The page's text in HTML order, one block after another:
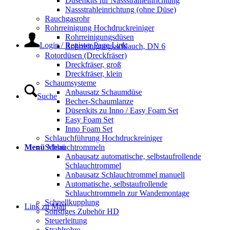
Login / Register Page Link
Suche
Menü Menü
Link zu Mail
Nassstrahleinrichtung (ohne Düse)
Rauchgasrohr
Rohrreinigung Hochdruckreiniger
Rohrreinigungsdüsen
Rohrreinigungsschlauch, DN 6
Rotordüsen (Dreckfräser)
Dreckfräser, groß
Dreckfräser, klein
Schaumsysteme
Anbausatz Schaumdüse
Becher-Schaumlanze
Düsenkits zu Inno / Easy Foam Set
Easy Foam Set
Inno Foam Set
Schlauchführung Hochdruckreiniger
Schlauchtrommeln
Anbausatz automatische, selbstaufrollende
Schlauchtrommel
Anbausatz Schlauchtrommel manuell
Automatische, selbstaufrollende
Schlauchtrommeln zur Wandemontage
Schnellkupplung
Sonstiges Zubehör HD
Steuerleitung